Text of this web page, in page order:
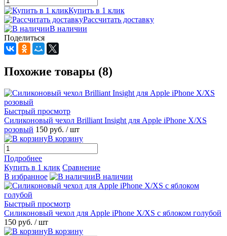
Купить в 1 клик
Рассчитать доставку
В наличии
Поделиться
Похожие товары (8)
Быстрый просмотр
Силиконовый чехол Brilliant Insight для Apple iPhone X/XS
розовый 150 руб. / шт
В корзину
Подробнее
Купить в 1 клик Сравнение
В избранное
В наличии
Быстрый просмотр
Силиконовый чехол для Apple iPhone X/XS с яблоком голубой
150 руб. / шт
В корзину